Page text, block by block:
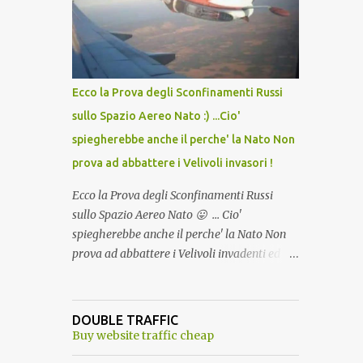
lo scopo della temperatura? Qualcuno a suo
tempo ribattezzo' il Vaccino come: l' Amaro
del Capo, era "spettacolare Ghiacciato, ma
andava bene anche, a Temperatura
Ambiente"! Riproponiamo l'articolo per NON
Ecco la Prova degli Sconfinamenti Russi
sullo Spazio Aereo Nato :) ...Cio'
spiegherebbe anche il perche' la Nato Non
prova ad abbattere i Velivoli invasori !
Ecco la Prova degli Sconfinamenti Russi
sullo Spazio Aereo Nato 😛 ... Cio'
spiegherebbe anche il perche' la Nato Non
prova ad abbattere i Velivoli invadenti ed
alcuna notizia di un'invasione dello spazio
aereo NATO da parte di un robot chiamato
DOUBLE TRAFFIC
Buy website traffic cheap